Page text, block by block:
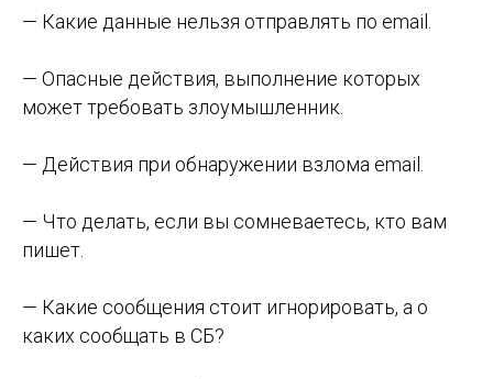
— Какие данные нельзя отправлять по email.
— Опасные действия, выполнение которых
может требовать злоумышленник.
— Действия при обнаружении взлома email.
— Что делать, если вы сомневаетесь, кто вам
пишет.
— Какие сообщения стоит игнорировать, а о
каких сообщать в СБ?